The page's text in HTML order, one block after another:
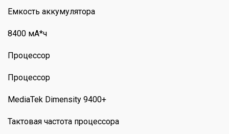
Емкость аккумулятора
8400 мА*ч
Процессор
Процессор
MediaTek Dimensity 9400+
Тактовая частота процессора